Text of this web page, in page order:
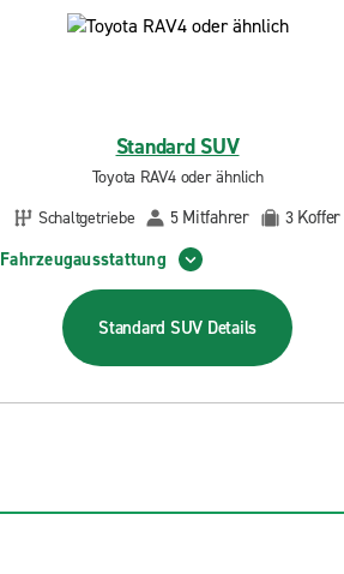
Standard SUV
Toyota RAV4 oder ähnlich
Schaltgetriebe
5 Mitfahrer 3 Koffer
Fahrzeugausstattung
Standard SUV Details